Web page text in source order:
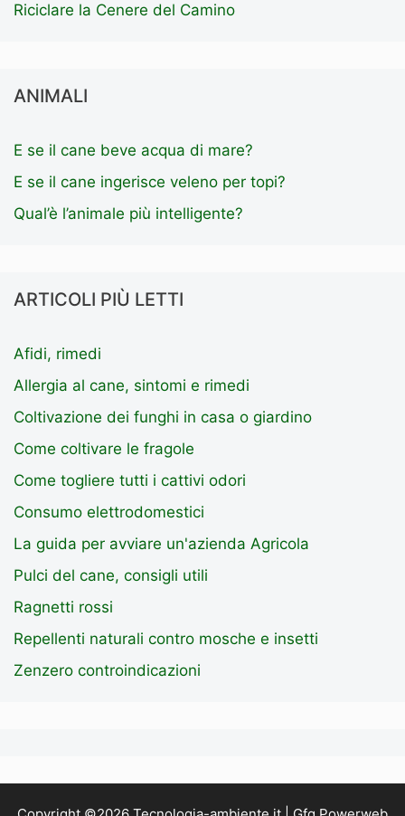
Riciclare la Cenere del Camino
ANIMALI
E se il cane beve acqua di mare?
E se il cane ingerisce veleno per topi?
Qual’è l’animale più intelligente?
ARTICOLI PIÙ LETTI
Afidi, rimedi
Allergia al cane, sintomi e rimedi
Coltivazione dei funghi in casa o giardino
Come coltivare le fragole
Come togliere tutti i cattivi odori
Consumo elettrodomestici
La guida per avviare un'azienda Agricola
Pulci del cane, consigli utili
Ragnetti rossi
Repellenti naturali contro mosche e insetti
Zenzero controindicazioni